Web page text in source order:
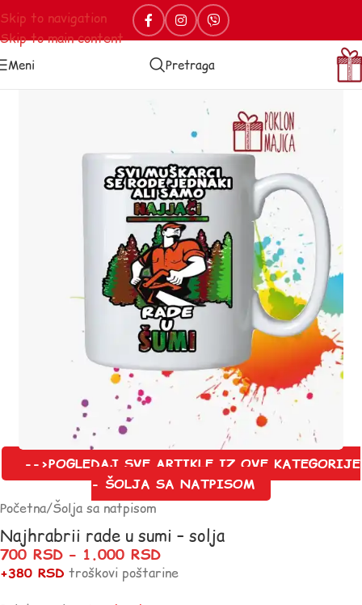
Skip to navigation
Skip to main content
Meni Pretraga
-->POGLEDAJ SVE ARTIKLE IZ OVE KATEGORIJE
- ŠOLJA SA NATPISOM
Početna/Šolja sa natpisom
Najhrabrii rade u sumi – solja
700 RSD – 1.000 RSD
+380 RSD troškovi poštarine